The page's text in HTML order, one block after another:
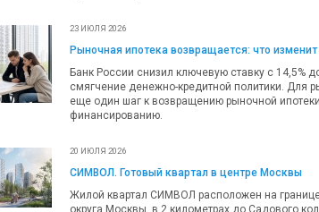
23 ИЮЛЯ 2026
Рыночная ипотека возвращается: что
Банк России снизил ключевую ставку с 14,5%
смягчение денежно-кредитной политики. Для
еще один шаг к возвращению рыночной
финансированию.
20 ИЮЛЯ 2026
СИМВОЛ. Готовый квартал в центре Москвы
Жилой квартал СИМВОЛ расположен на
округа Москвы, в 2 километрах до Садового